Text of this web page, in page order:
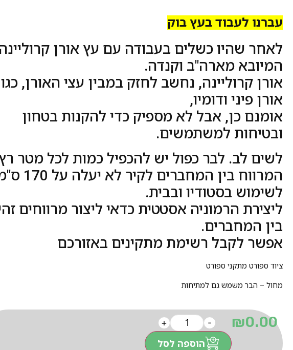
עברנו לעבוד בעץ בוק
לאחר שהיו כשלים בעבודה עם עץ אורן
המיובא מארה"ב וקנדה.
אורן קרוליינה, נחשב לחזק במבין עצי האורן,
אורן פיני ודומיו,
אומנם כן, אבל לא מספיק כדי להקנות בטחון
ובטיחות למשתמשים.
לשים לב. לבר כפול יש להכפיל כמות לכל מטר
המרווח בין המחברים לקיר לא יעלה על 170 ס"מ.
לשימוש בסטודיו ובבית.
ליצירת הרמוניה אסטטית כדאי ליצור מרווחים
בין המחברים.
אפשר לקבל רשימת מתקינים באזורכם
ציוד ספורט מתקני ספורט
מחול – הבר משמש גם למתיחות
₪0.00
-
+
הוספה לסל